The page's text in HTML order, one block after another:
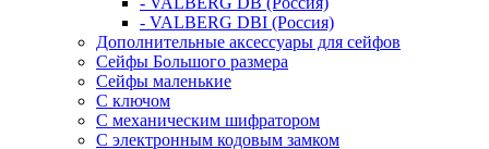
- VALBERG DBI (Россия)
Дополнительные аксессуары для сейфов
Сейфы Большого размера
Сейфы маленькие
С ключом
С механическим шифратором
С электронным кодовым замком